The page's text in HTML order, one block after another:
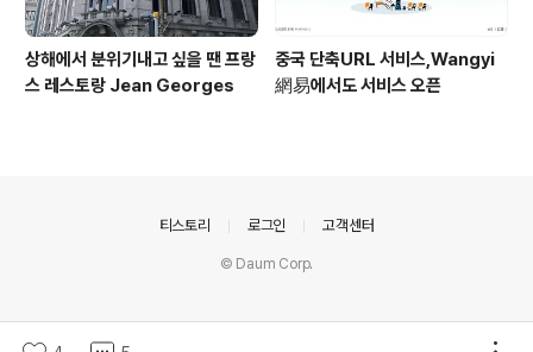
상해에서 분위기내고 싶을 땐 프랑
스 레스토랑 Jean Georges
중국 단축URL 서비스,Wangyi
網易에서도 서비스 오픈
티스토리 로그인 고객센터
© Daum Corp.